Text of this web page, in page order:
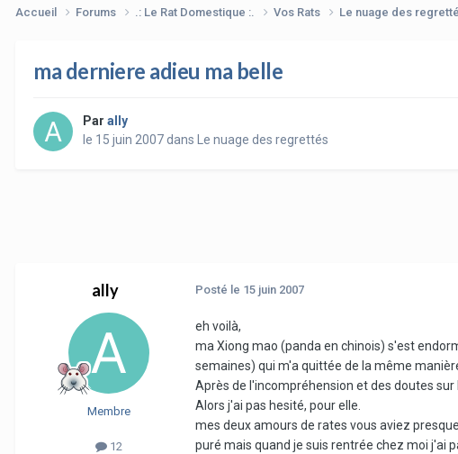
Accueil Forums .: Le Rat Domestique :. Vos Rats Le nuage des
ma derniere adieu ma belle
Par ally
le 15 juin 2007dans Le nuage des regrettés
ally
Membre
12
Posté le 15 juin 2007
eh voilà,
ma Xiong mao (panda en chinois) s'est
semaines) qui m'a quittée de la même
Après de l'incompréhension et des doutes
Alors j'ai pas hesité, pour elle.
mes deux amours de rates vous aviez
puré mais quand je suis rentrée chez moi j'ai